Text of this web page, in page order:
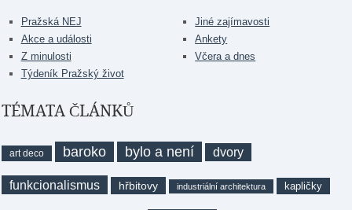
Pražská NEJ
Akce a události
Z minulosti
Týdeník Pražský život
Jiné zajímavosti
Ankety
Včera a dnes
TÉMATA ČLÁNKŮ
art deco baroko bylo a není dvory
funkcionalismus hřbitovy industriální architektura kapličky